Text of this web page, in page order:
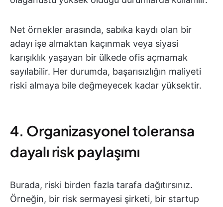
Net örnekler arasında, sabıka kaydı olan bir
adayı işe almaktan kaçınmak veya siyasi
karışıklık yaşayan bir ülkede ofis açmamak
sayılabilir. Her durumda, başarısızlığın maliyeti
riski almaya bile değmeyecek kadar yüksektir.
4. Organizasyonel toleransa
dayalı risk paylaşımı
Burada, riski birden fazla tarafa dağıtırsınız.
Örneğin, bir risk sermayesi şirketi, bir startup